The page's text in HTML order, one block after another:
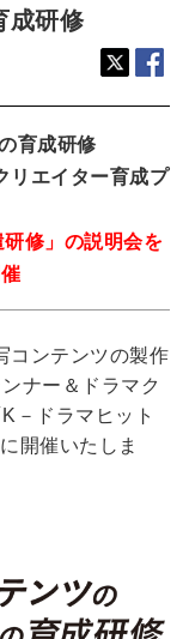
成研修
育成研修
リエイター育成プ
研修」の説明会を
コンテンツの製作
ナー＆ドラマク
－ドラマヒット
開催いたしま